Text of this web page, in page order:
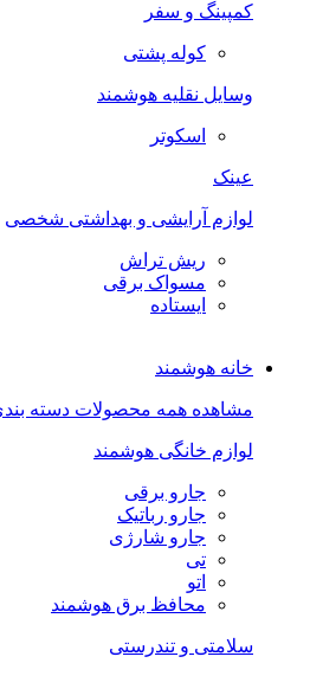
کمپینگ و سفر
کوله پشتی
وسایل نقلیه هوشمند
اسکوتر
عینک
لوازم آرایشی و بهداشتی شخصی
ریش تراش
مسواک برقی
ایستاده
خانه هوشمند
مشاهده همه محصولات دسته بندی
لوازم خانگی هوشمند
جارو برقی
جارو رباتیک
جارو شارژی
تی
اتو
محافظ برق هوشمند
سلامتی و تندرستی